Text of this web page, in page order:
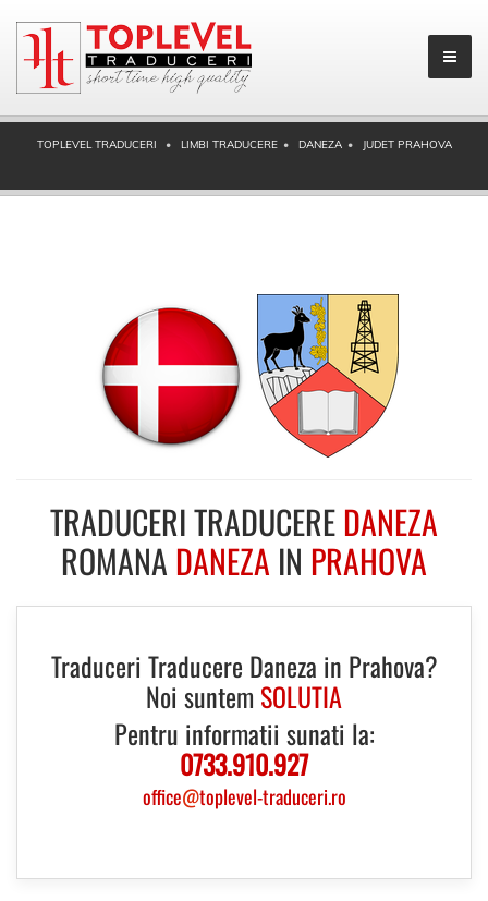
TOPLEVEL TRADUCERI LIMBI TRADUCERE DANEZA JUDET PRAHOVA
TRADUCERI TRADUCEREDANEZA
ROMANA DANEZA IN PRAHOVA
Traduceri Traducere Daneza in Prahova?
Noi suntem SOLUTIA
Pentru informatii sunati la:
0733.910.927
office@toplevel-traduceri.ro